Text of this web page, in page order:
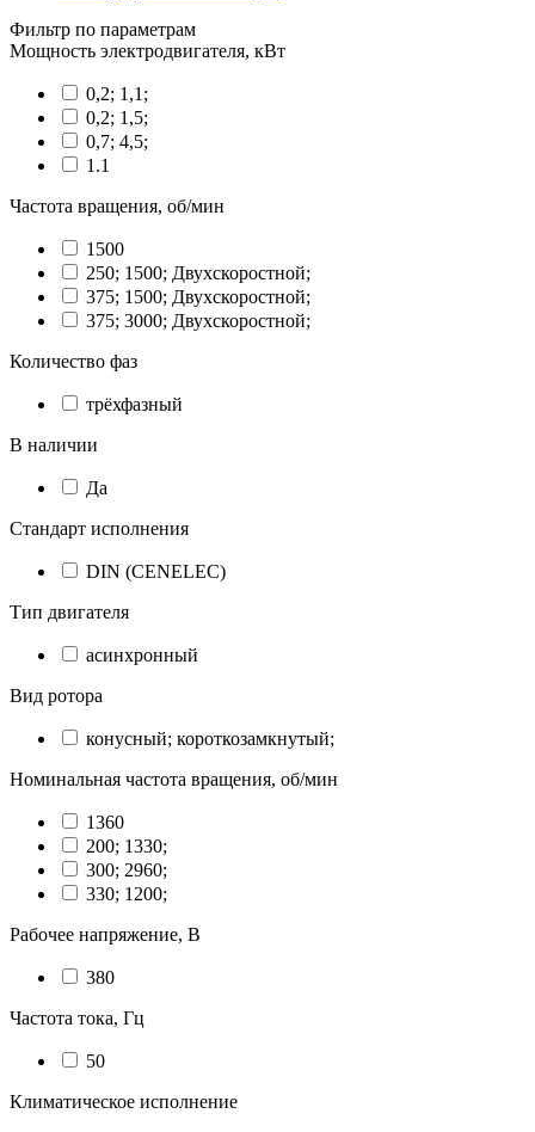
Фильтр по параметрам
Мощность электродвигателя, кВт
0,2; 1,1;
0,2; 1,5;
0,7; 4,5;
1.1
Частота вращения, об/мин
1500
250; 1500; Двухскоростной;
375; 1500; Двухскоростной;
375; 3000; Двухскоростной;
Количество фаз
трёхфазный
В наличии
Да
Стандарт исполнения
DIN (CENELEC)
Тип двигателя
асинхронный
Вид ротора
конусный; короткозамкнутый;
Номинальная частота вращения, об/мин
1360
200; 1330;
300; 2960;
330; 1200;
Рабочее напряжение, В
380
Частота тока, Гц
50
Климатическое исполнение